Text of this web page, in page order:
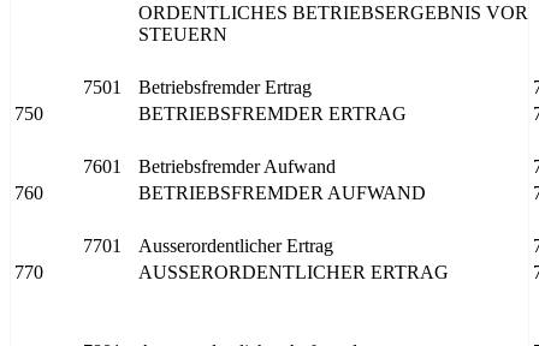
ORDENTLICHES BETRIEBSERGEBNIS VOR
STEUERN
7501 Betriebsfremder Ertrag
750
BETRIEBSFREMDER ERTRAG
7601 Betriebsfremder Aufwand
760
BETRIEBSFREMDER AUFWAND
7701 Ausserordentlicher Ertrag
770
AUSSERORDENTLICHER ERTRAG